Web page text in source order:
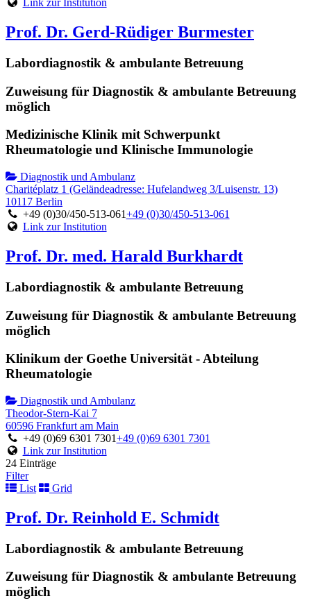
Link zur Institution
Prof. Dr. Gerd-Rüdiger Burmester
Labordiagnostik & ambulante Betreuung
Zuweisung für Diagnostik & ambulante Betreuung
möglich
Medizinische Klinik mit Schwerpunkt
Rheumatologie und Klinische Immunologie
Diagnostik und Ambulanz
Charitéplatz 1 (Geländeadresse: Hufelandweg 3/Luisenstr. 13)
10117 Berlin
+49 (0)30/450-513-061+49 (0)30/450-513-061
Link zur Institution
Prof. Dr. med. Harald Burkhardt
Labordiagnostik & ambulante Betreuung
Zuweisung für Diagnostik & ambulante Betreuung
möglich
Klinikum der Goethe Universität - Abteilung
Rheumatologie
Diagnostik und Ambulanz
Theodor-Stern-Kai 7
60596 Frankfurt am Main
+49 (0)69 6301 7301+49 (0)69 6301 7301
Link zur Institution
24 Einträge
Filter
List
Grid
Prof. Dr. Reinhold E. Schmidt
Labordiagnostik & ambulante Betreuung
Zuweisung für Diagnostik & ambulante Betreuung
möglich